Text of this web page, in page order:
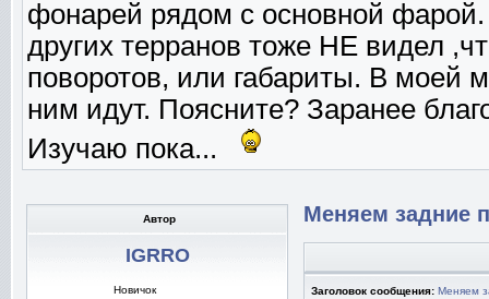
фонарей рядом с основной
других терранов тоже НЕ видел
поворотов, или габариты. В моей
ним идут. Поясните? Заранее
Изучаю пока...
Автор
IGRRO
Новичок
Меняем задние
Заголовок сообщения: Меняем